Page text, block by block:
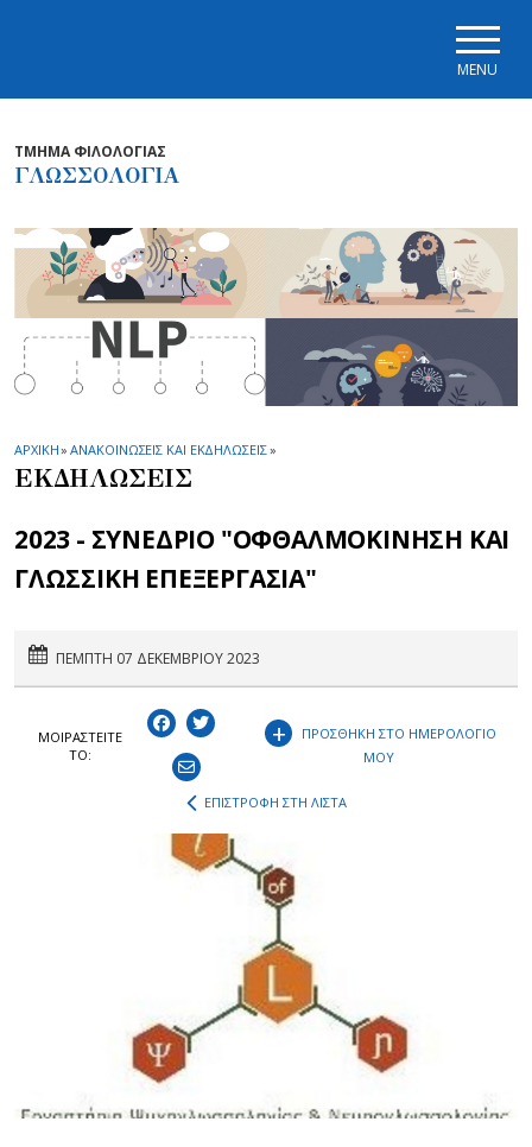
MENU
ΤΜΗΜΑ ΦΙΛΟΛΟΓΙΑΣ
ΓΛΩΣΣΟΛΟΓΙΑ
ΑΡΧΙΚΗ» ΑΝΑΚΟΙΝΩΣΕΙΣ ΚΑΙ ΕΚΔΗΛΩΣΕΙΣ»
ΕΚΔΗΛΩΣΕΙΣ
2023 - ΣΥΝΕΔΡΙΟ "ΟΦΘΑΛΜΟΚΙΝΗΣΗ ΚΑΙ
ΓΛΩΣΣΙΚΗ ΕΠΕΞΕΡΓΑΣΙΑ"
ΠΕΜΠΤΗ 07 ΔΕΚΕΜΒΡΙΟΥ 2023
ΜΟΙΡΑΣΤEIΤΕ
ΤΟ:
+
ΠΡΟΣΘΗΚΗ ΣΤΟ ΗΜΕΡΟΛΟΓΙΟ
ΜΟΥ
ΕΠΙΣΤΡΟΦΗ ΣΤΗ ΛΙΣΤΑ